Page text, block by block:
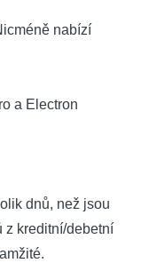
nabízí
a Electron
dnů, než jsou
z kreditní/debetní